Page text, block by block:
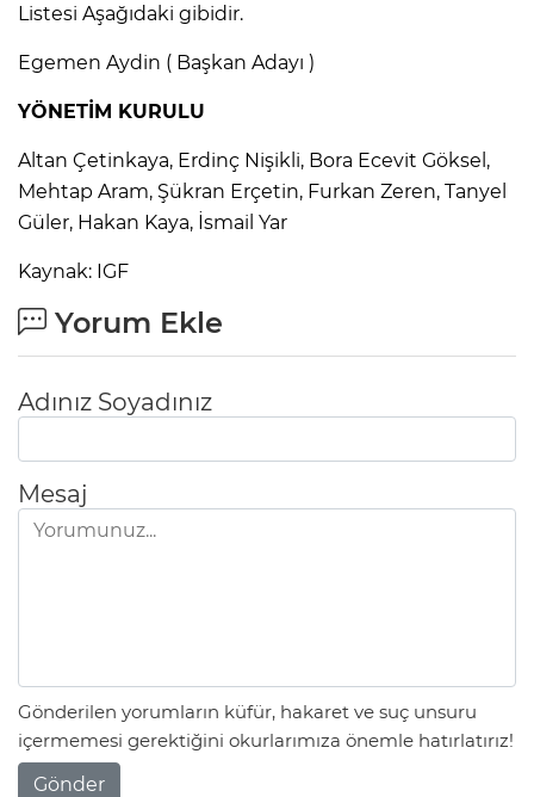
Listesi Aşağıdaki gibidir.
Egemen Aydin ( Başkan Adayı )
YÖNETİM KURULU
Altan Çetinkaya, Erdinç Nişikli, Bora Ecevit Göksel,
Mehtap Aram, Şükran Erçetin, Furkan Zeren, Tanyel
Güler, Hakan Kaya, İsmail Yar
Kaynak: IGF
Yorum Ekle
Adınız Soyadınız
Mesaj
Gönderilen yorumların küfür, hakaret ve suç unsuru
içermemesi gerektiğini okurlarımıza önemle hatırlatırız!
Gönder